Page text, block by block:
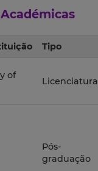
Tipo
of
Licenciatura
Pós-
graduação